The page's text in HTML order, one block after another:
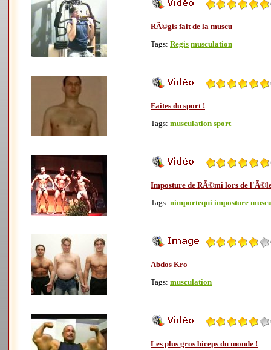
RÃ©gis fait de la muscu
Tags: Regis musculation
Faites du sport !
Tags: musculation sport
Imposture de RÃ©mi lors de
Tags: nimportequi imposture
Abdos Kro
Tags: musculation
Les plus gros biceps du monde !